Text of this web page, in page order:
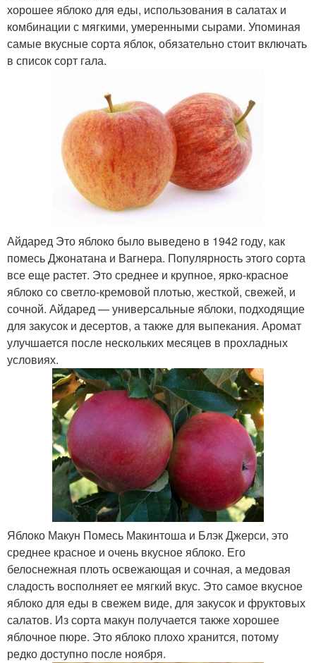
хорошее яблоко для еды, использования в салатах и
комбинации с мягкими, умеренными сырами. Упоминая
самые вкусные сорта яблок, обязательно стоит включать
в список сорт гала.
Айдаред Это яблоко было выведено в 1942 году, как
помесь Джонатана и Вагнера. Популярность этого сорта
все еще растет. Это среднее и крупное, ярко-красное
яблоко со светло-кремовой плотью, жесткой, свежей, и
сочной. Айдаред — универсальные яблоки, подходящие
для закусок и десертов, а также для выпекания. Аромат
улучшается после нескольких месяцев в прохладных
условиях.
Яблоко Макун Помесь Макинтоша и Блэк Джерси, это
среднее красное и очень вкусное яблоко. Его
белоснежная плоть освежающая и сочная, а медовая
сладость восполняет ее мягкий вкус. Это самое вкусное
яблоко для еды в свежем виде, для закусок и фруктовых
салатов. Из сорта макун получается также хорошее
яблочное пюре. Это яблоко плохо хранится, потому
редко доступно после ноября.